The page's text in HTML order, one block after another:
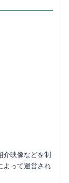
介映像などを制
よって運営され